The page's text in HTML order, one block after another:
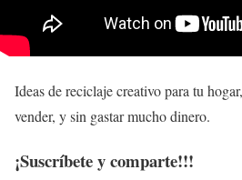
Ideas de reciclaje creativo para tu
vender, y sin gastar mucho dinero.
¡Suscríbete y comparte!!!